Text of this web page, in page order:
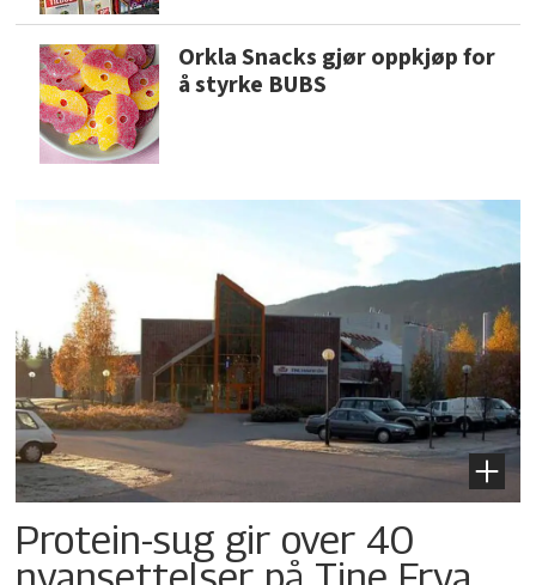
Orkla Snacks gjør oppkjøp for
å styrke BUBS
Protein-sug gir over 40
nyansettelser på Tine Frya